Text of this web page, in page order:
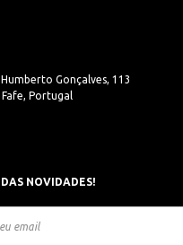
Gonçalves, 113
Portugal
NOVIDADES!